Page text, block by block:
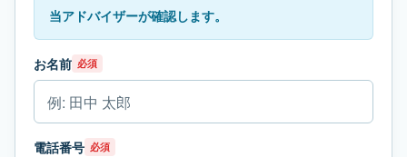
当アドバイザーが確認します。
お名前 必須
電話番号 必須